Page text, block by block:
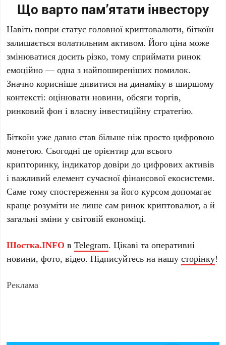
Що варто пам’ятати інвестору
Навіть попри статус головної криптовалюти, біткоїн
залишається волатильним активом. Його ціна може
змінюватися досить різко, тому сприймати ринок
емоційно — одна з найпоширеніших помилок.
Значно корисніше дивитися на динаміку в ширшому
контексті: оцінювати новини, обсяги торгів,
ринковий фон і власну інвестиційну стратегію.
Біткоїн уже давно став більше ніж просто цифровою
монетою. Сьогодні це орієнтир для всього
крипторинку, індикатор довіри до цифрових активів
і важливий елемент сучасної фінансової екосистеми.
Саме тому спостереження за його курсом допомагає
краще розуміти не лише сам ринок криптовалют, а й
загальні зміни у світовій економіці.
Шостка.INFO вTelegram. Цікаві та оперативні
новини, фото, відео. Підписуйтесь на нашусторінку!
Реклама